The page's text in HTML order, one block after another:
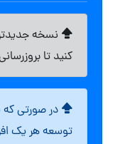
نسخه
کنید تا
در صورتی که
توسعه هر یک